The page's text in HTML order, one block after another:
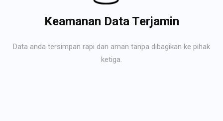
Keamanan Data Terjamin
Data anda tersimpan rapi dan aman tanpa dibagikan ke pihak
ketiga.